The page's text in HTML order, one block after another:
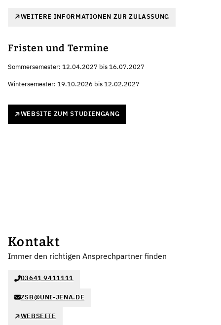
WEITERE INFORMATIONEN ZUR ZULASSUNG
Fristen und Termine
Sommersemester: 12.04.2027 bis 16.07.2027
Wintersemester: 19.10.2026 bis 12.02.2027
WEBSITE ZUM STUDIENGANG
Kontakt
Immer den richtigen Ansprechpartner finden
03641 9411111
ZSB@UNI-JENA.DE
WEBSEITE